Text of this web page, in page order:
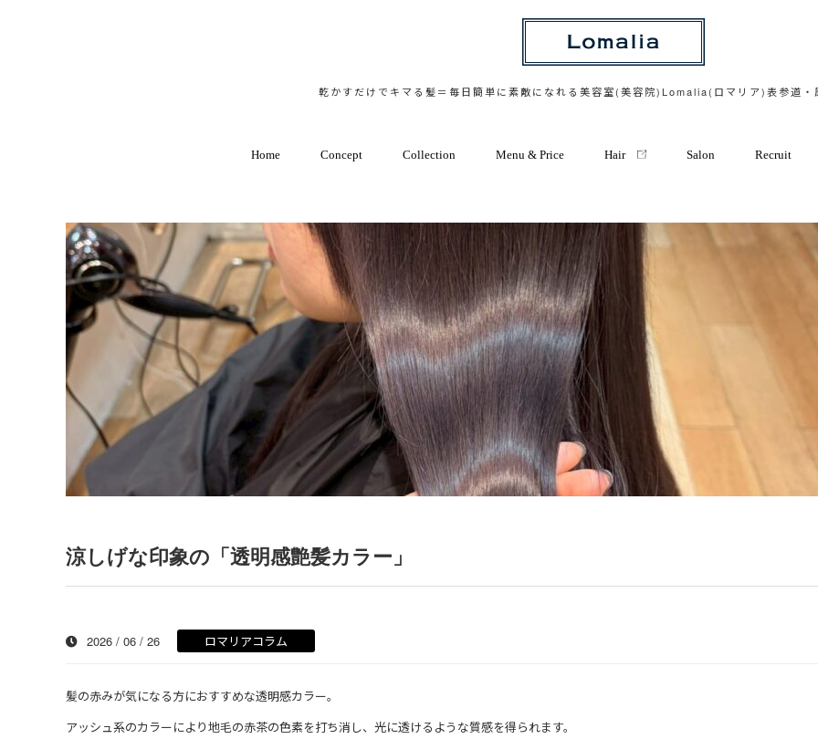
乾かすだけでキマる髪＝毎日簡単に素敵になれる美容室(美容院)Lomalia(ロマリア)表参道・
Home Concept Collection Menu & Price Hair Salon Recruit
涼しげな印象の「透明感艶髪カラー」
2026 / 06 / 26 ロマリアコラム
髪の赤みが気になる方におすすめな透明感カラー。
アッシュ系のカラーにより地毛の赤茶の色素を打ち消し、光に透けるような質感を得られます。